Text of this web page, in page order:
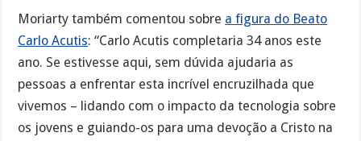
Moriarty também comentou sobre a figura do Beato
Carlo Acutis: “Carlo Acutis completaria 34 anos este
ano. Se estivesse aqui, sem dúvida ajudaria as
pessoas a enfrentar esta incrível encruzilhada que
vivemos – lidando com o impacto da tecnologia sobre
os jovens e guiando-os para uma devoção a Cristo na